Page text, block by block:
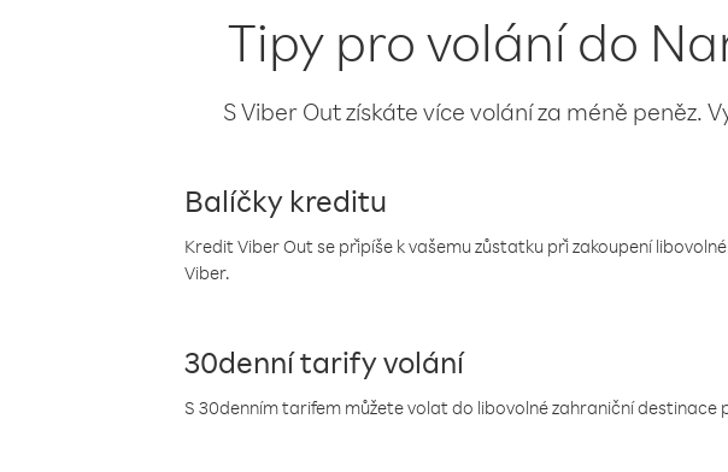
Tipy pro volání do
S Viber Out získáte více volání za méně peněz.
Balíčky kreditu
Kredit Viber Out se připíše k vašemu zůstatku při zakoupení
Viber.
30denní tarify volání
S 30denním tarifem můžete volat do libovolné zahraniční destinace